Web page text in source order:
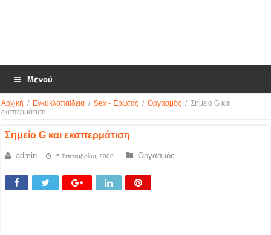
Μενού
Αρχική / Εγκυκλοπαίδεια / Sex - Έρωτας / Οργασμός / Σημείο G και
εκσπερμάτιση
Σημείο G και εκσπερμάτιση
admin 5 Σεπτεμβρίου, 2008 Οργασμός